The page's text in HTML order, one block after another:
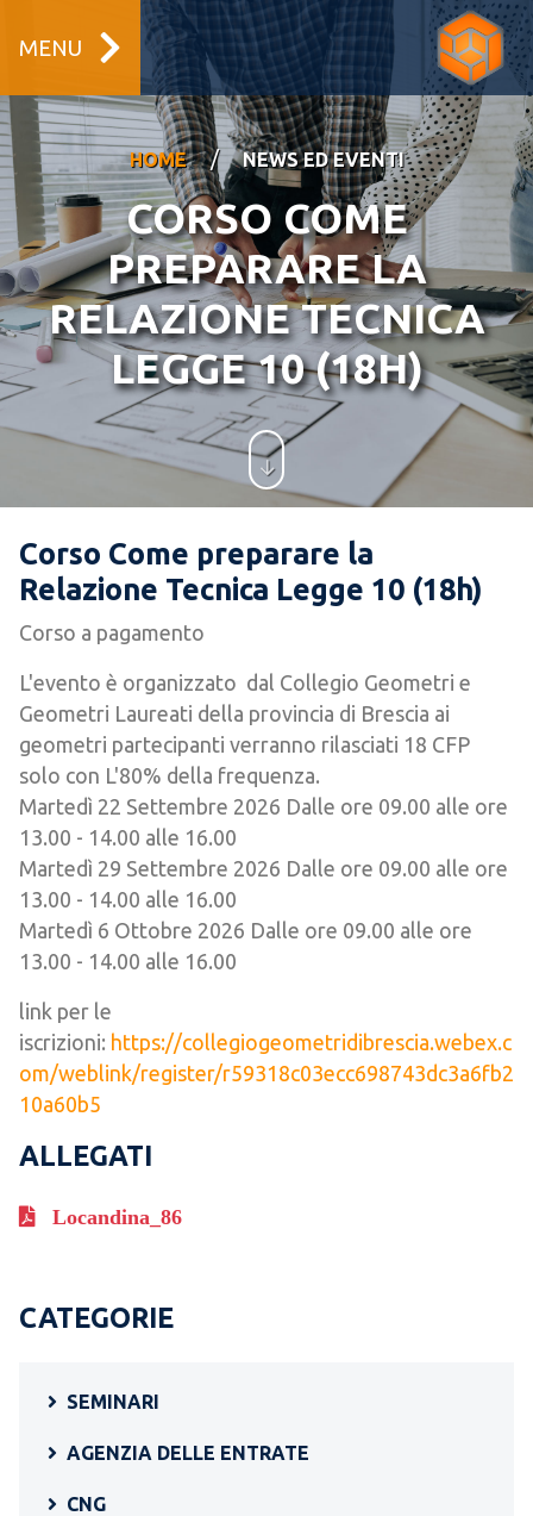
MENU
HOME / NEWS ED EVENTI
CORSO COME
PREPARARE LA
RELAZIONE TECNICA
LEGGE 10 (18H)
Corso Come preparare la
Relazione Tecnica Legge 10 (18h)
Corso a pagamento
L'evento è organizzato dal Collegio Geometri e
Geometri Laureati della provincia di Brescia ai
geometri partecipanti verranno rilasciati 18 CFP
solo con L'80% della frequenza.
Martedì 22 Settembre 2026 Dalle ore 09.00 alle ore
13.00 - 14.00 alle 16.00
Martedì 29 Settembre 2026 Dalle ore 09.00 alle ore
13.00 - 14.00 alle 16.00
Martedì 6 Ottobre 2026 Dalle ore 09.00 alle ore
13.00 - 14.00 alle 16.00
link per le
iscrizioni: https://collegiogeometridibrescia.webex.c
om/weblink/register/r59318c03ecc698743dc3a6fb2
10a60b5
ALLEGATI
Locandina_86
CATEGORIE
SEMINARI
AGENZIA DELLE ENTRATE
CNG